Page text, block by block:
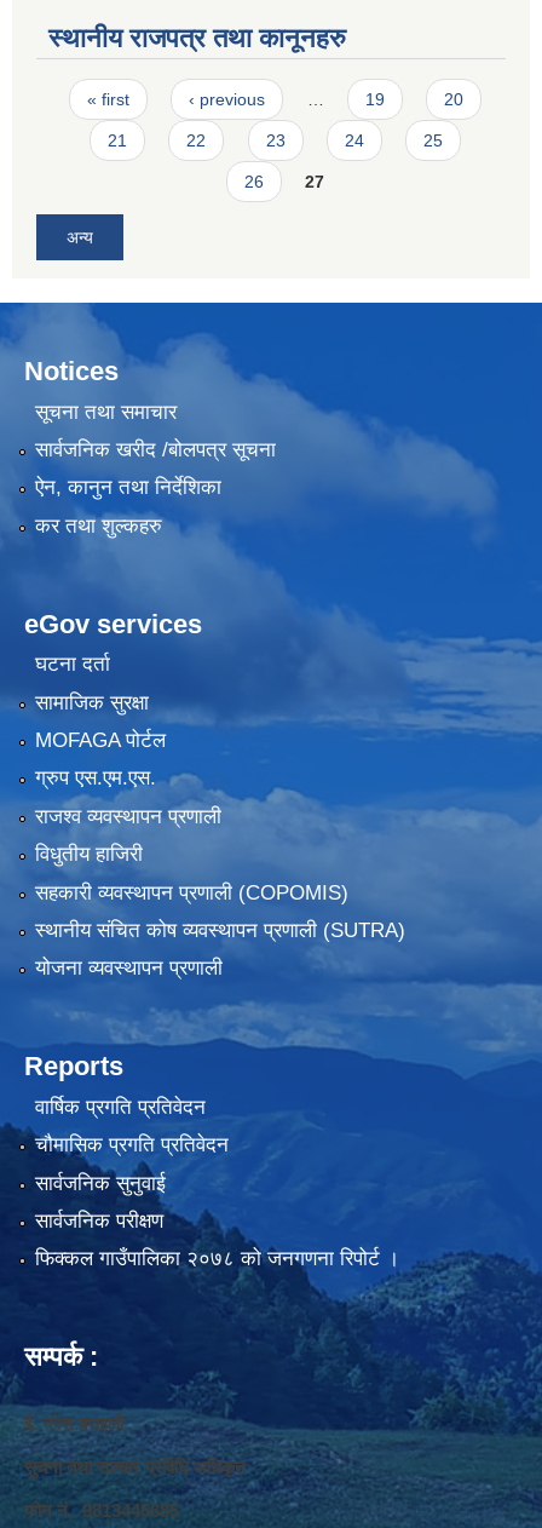
स्थानीय राजपत्र तथा कानूनहरु
Pages
« first ‹ previous 19 20
21 22 23 24 25
26 27
अन्य
Notices
सूचना तथा समाचार
सार्वजनिक खरीद /बोलपत्र सूचना
ऐन, कानुन तथा निर्देशिका
कर तथा शुल्कहरु
eGov services
घटना दर्ता
सामाजिक सुरक्षा
MOFAGA पोर्टल
ग्रुप एस.एम.एस.
राजश्व व्यवस्थापन प्रणाली
विधुतीय हाजिरी
सहकारी व्यवस्थापन प्रणाली (COPOMIS)
स्थानीय संचित कोष व्यवस्थापन प्रणाली (SUTRA)
योजना व्यवस्थापन प्रणाली
Reports
वार्षिक प्रगति प्रतिवेदन
चौमासिक प्रगति प्रतिवेदन
सार्वजनिक सुनुवाई
सार्वजनिक परीक्षण
फिक्कल गाउँपालिका २०७८ को जनगणना रिपोर्ट ।
सम्पर्क :
ई. नरेश बराइली
सुचना तथा सञ्‍चार प्रविधि अधिकृत
फोन नं. 9813445685